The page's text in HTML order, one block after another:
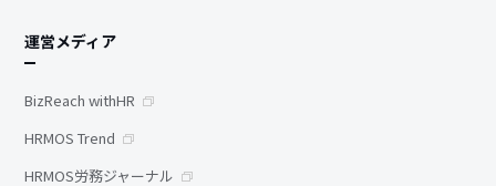
運営メディア
BizReach withHR
HRMOS Trend
HRMOS労務ジャーナル